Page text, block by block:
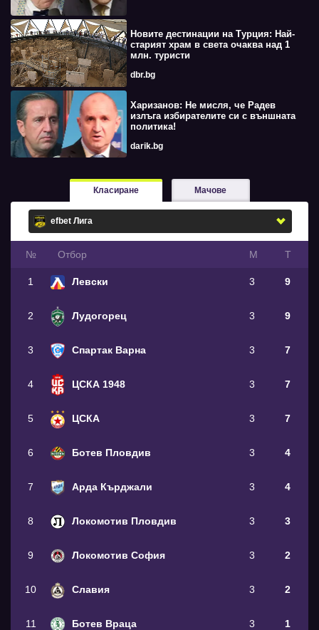
Новите дестинации на Турция: Най-
старият храм в света очаква над 1
млн. туристи
dbr.bg
Харизанов: Не мисля, че Радев
излъга избирателите си с външната
политика!
darik.bg
Класиране Мачове
№ Oтбор М Т
1 Левски 3 9
2 Лудогорец 3 9
3 Спартак Варна 3 7
4 ЦСКА 1948 3 7
5 ЦСКА 3 7
6 Ботев Пловдив 3 4
7 Арда Кърджали 3 4
8 Локомотив Пловдив 3 3
9 Локомотив София 3 2
10 Славия 3 2
11 Ботев Враца 3 1